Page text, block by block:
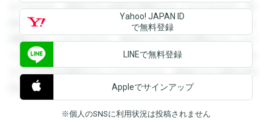
ができます。登録すると回答を閲覧することができます。登
録すると回答を閲覧することができます。登録すると回答を
閲覧することができます。登録すると回答を閲覧することが
できます。登録すると回答を閲覧することができます。登録
すると回答を閲覧することができます。登録すると回答を閲
覧することができます。
Yahoo! JAPAN ID
で無料登録
LINEで無料登録
Appleでサインアップ
※個人のSNSに利用状況は投稿されません